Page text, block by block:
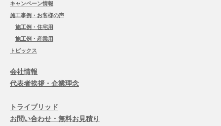
キャンペーン情報
施工事例・お客様の声
施工例・住宅用
施工例・産業用
トピックス
会社情報
代表者挨拶・企業理念
トライブリッド
お問い合わせ・無料お見積り